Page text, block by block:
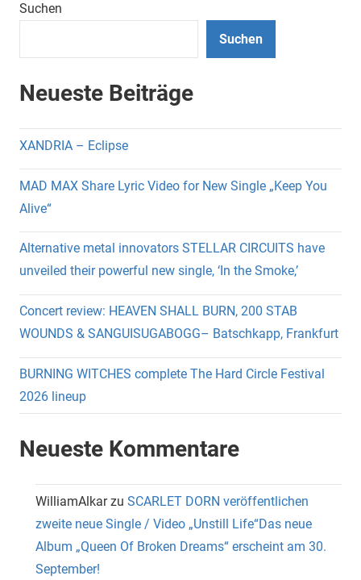
Suchen
Suchen
Neueste Beiträge
XANDRIA – Eclipse
MAD MAX Share Lyric Video for New Single „Keep You
Alive“
Alternative metal innovators STELLAR CIRCUITS have
unveiled their powerful new single, ‘In the Smoke,’
Concert review: HEAVEN SHALL BURN, 200 STAB
WOUNDS & SANGUISUGABOGG– Batschkapp, Frankfurt
BURNING WITCHES complete The Hard Circle Festival
2026 lineup
Neueste Kommentare
WilliamAlkarzu SCARLET DORN veröffentlichen
zweite neue Single / Video „Unstill Life“Das neue
Album „Queen Of Broken Dreams“ erscheint am 30.
September!